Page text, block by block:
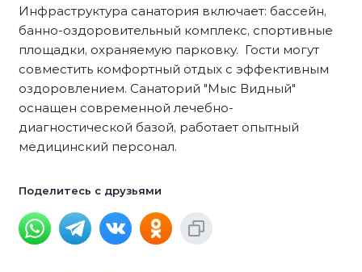
Инфраструктура санатория включает: бассейн,
банно-оздоровительный комплекс, спортивные
площадки, охраняемую парковку. Гости могут
совместить комфортный отдых с эффективным
оздоровлением. Санаторий "Мыс Видный"
оснащен современной лечебно-
диагностической базой, работает опытный
медицинский персонал.
Поделитесь с друзьями